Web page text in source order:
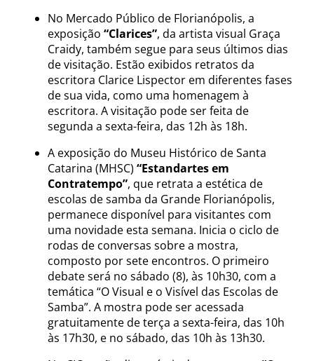
No Mercado Público de Florianópolis, a
exposição “Clarices”, da artista visual Graça
Craidy, também segue para seus últimos dias
de visitação. Estão exibidos retratos da
escritora Clarice Lispector em diferentes fases
de sua vida, como uma homenagem à
escritora. A visitação pode ser feita de
segunda a sexta-feira, das 12h às 18h.
A exposição do Museu Histórico de Santa
Catarina (MHSC) “Estandartes em
Contratempo”, que retrata a estética de
escolas de samba da Grande Florianópolis,
permanece disponível para visitantes com
uma novidade esta semana. Inicia o ciclo de
rodas de conversas sobre a mostra,
composto por sete encontros. O primeiro
debate será no sábado (8), às 10h30, com a
temática “O Visual e o Visível das Escolas de
Samba”. A mostra pode ser acessada
gratuitamente de terça a sexta-feira, das 10h
às 17h30, e no sábado, das 10h às 13h30.